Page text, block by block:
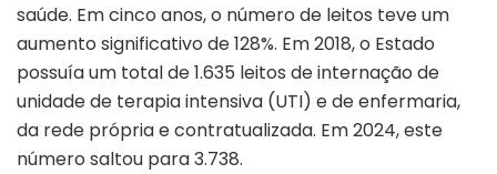
saúde. Em cinco anos, o número de leitos teve um
aumento significativo de 128%. Em 2018, o Estado
possuía um total de 1.635 leitos de internação de
unidade de terapia intensiva (UTI) e de enfermaria,
da rede própria e contratualizada. Em 2024, este
número saltou para 3.738.